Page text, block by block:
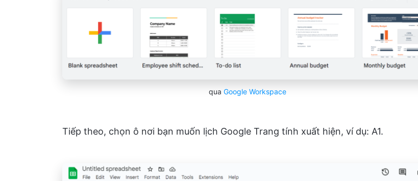
qua Google Workspace
Tiếp theo, chọn ô nơi bạn muốn lịch Google Trang tính xuất hiện, ví dụ: A1.